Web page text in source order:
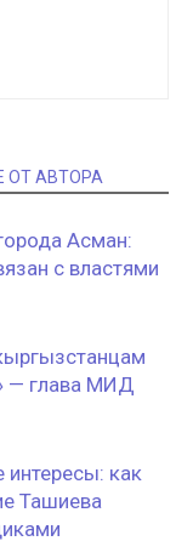
ОТ АВТОРА
Асман:
с властями
— глава МИД
интересы: как
Ташиева